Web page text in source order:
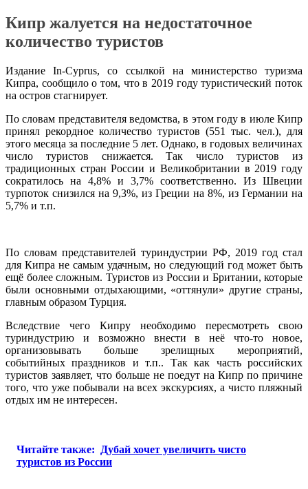
Кипр жалуется на недостаточное
количество туристов
Издание In-Cyprus, со ссылкой на министерство туризма
Кипра, сообщило о том, что в 2019 году туристический поток
на остров стагнирует.
По словам представителя ведомства, в этом году в июле Кипр
принял рекордное количество туристов (551 тыс. чел.), для
этого месяца за последние 5 лет. Однако, в годовых величинах
число туристов снижается. Так число туристов из
традиционных стран России и Великобритании в 2019 году
сократилось на 4,8% и 3,7% соответственно. Из Швеции
турпоток снизился на 9,3%, из Греции на 8%, из Германии на
5,7% и т.п.
По словам представителей туриндустрии РФ, 2019 год стал
для Кипра не самым удачным, но следующий год может быть
ещё более сложным. Туристов из России и Британии, которые
были основными отдыхающими, «оттянули» другие страны,
главным образом Турция.
Вследствие чего Кипру необходимо пересмотреть свою
туриндустрию и возможно внести в неё что-то новое,
организовывать больше зрелищных мероприятий,
событийных праздников и т.п.. Так как часть российских
туристов заявляет, что больше не поедут на Кипр по причине
того, что уже побывали на всех экскурсиях, а чисто пляжный
отдых им не интересен.
Читайте также:
Дубай хочет увеличить чисто
туристов из России